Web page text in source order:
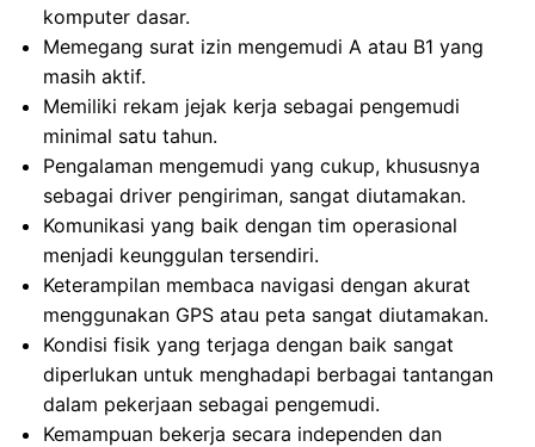
komputer dasar.
Memegang surat izin mengemudi A atau B1 yang
masih aktif.
Memiliki rekam jejak kerja sebagai pengemudi
minimal satu tahun.
Pengalaman mengemudi yang cukup, khususnya
sebagai driver pengiriman, sangat diutamakan.
Komunikasi yang baik dengan tim operasional
menjadi keunggulan tersendiri.
Keterampilan membaca navigasi dengan akurat
menggunakan GPS atau peta sangat diutamakan.
Kondisi fisik yang terjaga dengan baik sangat
diperlukan untuk menghadapi berbagai tantangan
dalam pekerjaan sebagai pengemudi.
Kemampuan bekerja secara independen dan